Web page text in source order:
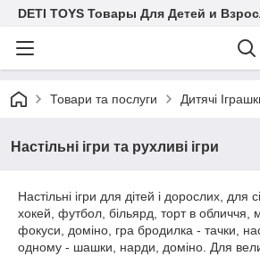
DETI TOYS Товары Для Детей и
Товари та послуги Дитячі
Настільні ігри та рухливі ігри
Настільні ігри для дітей і дорослих, для
хокей, футбол, більярд, торт в обличчя,
фокуси, доміно, гра бродилка - тачки,
одному - шашки, нарди, доміно. Для